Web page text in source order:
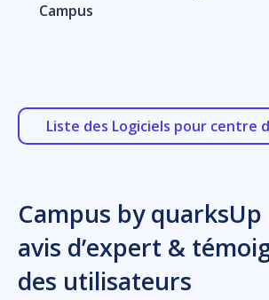
Campus
Liste des Logiciels pour centre
Campus by
avis d’expert &
des utilisateurs